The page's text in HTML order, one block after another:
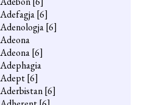
Adefagja[6]
Adenologja[6]
Adeona
Adeona[6]
Adephagia
Adept[6]
Aderbistan[6]